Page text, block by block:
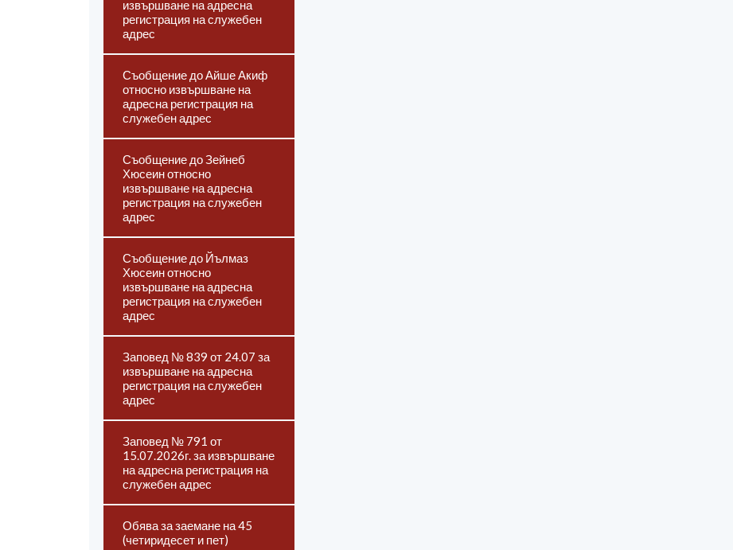
извършване на адресна
регистрация на служебен
адрес
Съобщение до Айше Акиф
относно извършване на
адресна регистрация на
служебен адрес
Съобщение до Зейнеб
Хюсеин относно
извършване на адресна
регистрация на служебен
адрес
Съобщение до Йълмаз
Хюсеин относно
извършване на адресна
регистрация на служебен
адрес
Заповед № 839 от 24.07 за
извършване на адресна
регистрация на служебен
адрес
Заповед № 791 от
15.07.2026г. за извършване
на адресна регистрация на
служебен адрес
Обява за заемане на 45
(четиридесет и пет)